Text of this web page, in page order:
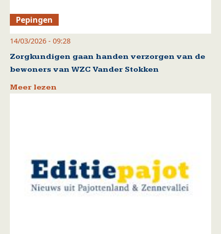
Pepingen
14/03/2026 - 09:28
Zorgkundigen gaan handen verzorgen van de
bewoners van WZC Vander Stokken
Meer lezen